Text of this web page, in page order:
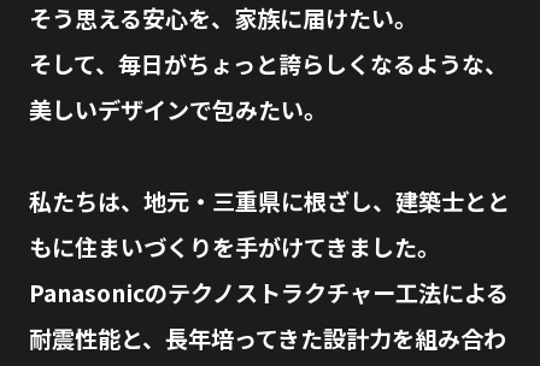
そう思える安心を、家族に届けたい。
そして、毎日がちょっと誇らしくなるような、
美しいデザインで包みたい。
私たちは、地元・三重県に根ざし、建築士とと
もに住まいづくりを手がけてきました。
Panasonicのテクノストラクチャー工法による
耐震性能と、長年培ってきた設計力を組み合わ